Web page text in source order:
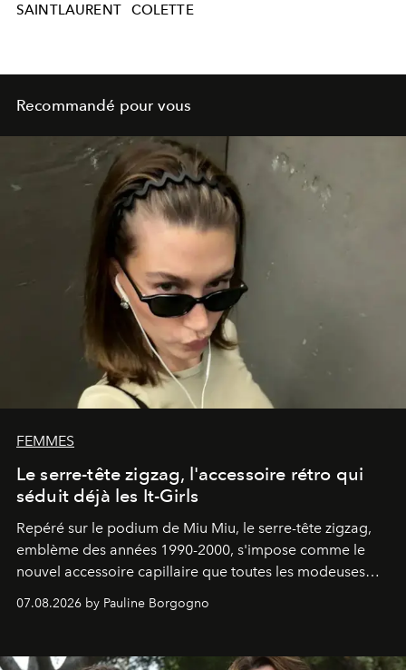
SAINTLAURENT COLETTE
Recommandé pour vous
FEMMES
Le serre-tête zigzag, l'accessoire rétro qui
séduit déjà les It-Girls
Repéré sur le podium de Miu Miu, le serre-tête zigzag,
emblème des années 1990-2000, s'impose comme le
nouvel accessoire capillaire que toutes les modeuses
07.08.2026 by Pauline Borgogno